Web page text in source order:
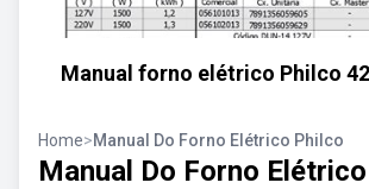
Manual forno elétrico Philco
Home>Manual Do Forno Elétrico Philco
Manual Do Forno